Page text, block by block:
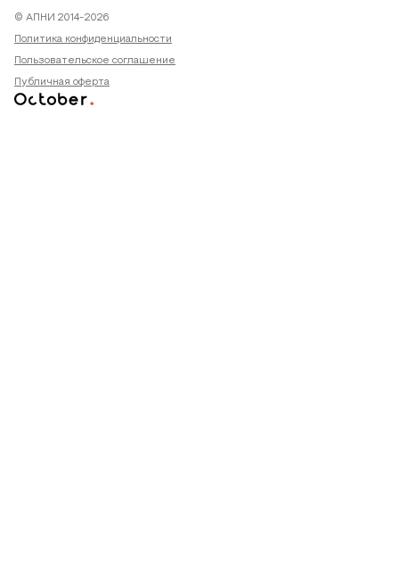
© АПНИ 2014-2026
Политика конфиденциальности
Пользовательское соглашение
Публичная оферта